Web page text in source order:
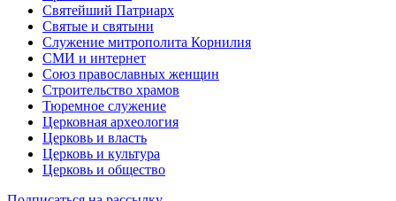
Святейший Патриарх
Святые и святыни
Служение митрополита Корнилия
СМИ и интернет
Союз православных женщин
Строительство храмов
Тюремное служение
Церковная археология
Церковь и власть
Церковь и культура
Церковь и общество